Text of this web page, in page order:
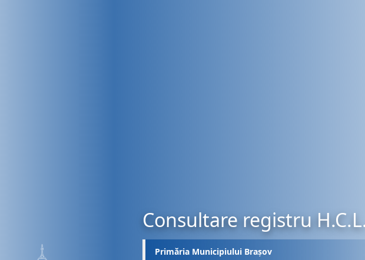
Consultare registru
Primăria Municipiului Brașov